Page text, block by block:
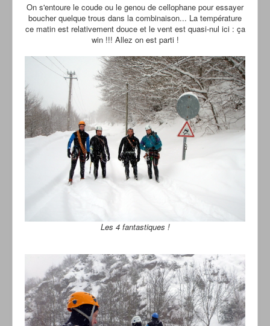
On s'entoure le coude ou le genou de cellophane pour essayer
boucher quelque trous dans la combinaison... La température
ce matin est relativement douce et le vent est quasi-nul ici : ça
win !!! Allez on est parti !
Les 4 fantastiques !